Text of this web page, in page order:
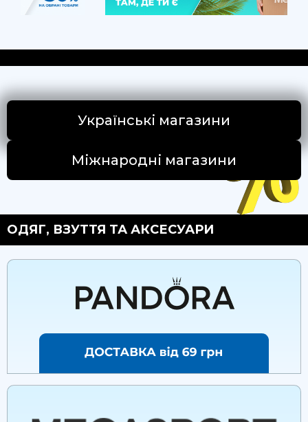
Українські магазини
Міжнародні магазини
ОДЯГ, ВЗУТТЯ ТА АКСЕСУАРИ